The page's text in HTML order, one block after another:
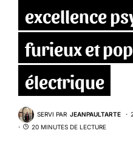
excellence
furieux et
électrique
SERVI PAR JEANPAULTARTE
20 MINUTES DE LECTURE